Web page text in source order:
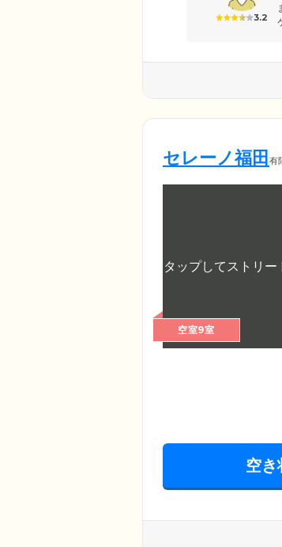
3.2
セレーノ福田 有
空室9室
空き